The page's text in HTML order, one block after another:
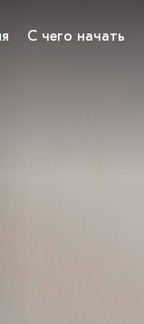
С чего начать